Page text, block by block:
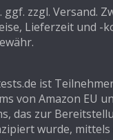
ggf. zzgl. Versand.
Lieferzeit und -
ist
von Amazon EU
das zur
wurde, mittels